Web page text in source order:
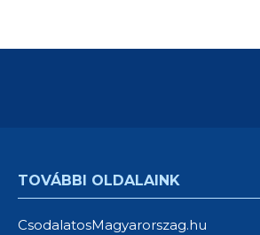
TOVÁBBI OLDALAINK
CsodalatosMagyarorszag.hu